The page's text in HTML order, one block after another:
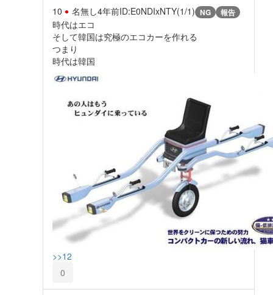
10 名無し4年前ID:E0NDIxNTY(1/1) NG 報告
時代はエコ
そして韓国は究極のエコカーを作れる
つまり
時代は韓国
>>12
0